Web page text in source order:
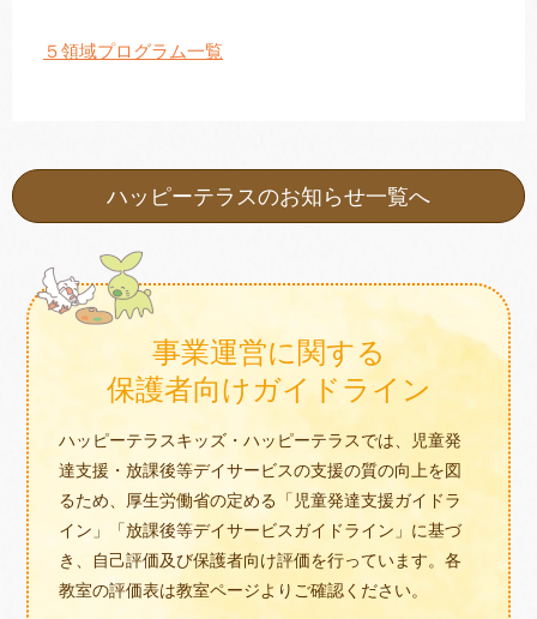
５領域プログラム一覧
ハッピーテラスのお知らせ一覧へ
事業運営に関する
保護者向けガイドライン
ハッピーテラスキッズ・ハッピーテラスでは、児童発
達支援・放課後等デイサービスの支援の質の向上を図
るため、厚生労働省の定める「児童発達支援ガイドラ
イン」「放課後等デイサービスガイドライン」に基づ
き、自己評価及び保護者向け評価を行っています。各
教室の評価表は教室ページよりご確認ください。